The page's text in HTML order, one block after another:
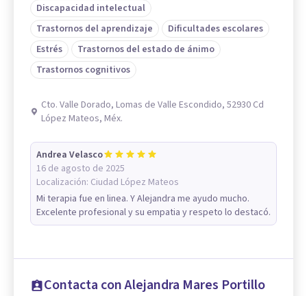
Discapacidad intelectual
Trastornos del aprendizaje
Dificultades escolares
Estrés
Trastornos del estado de ánimo
Trastornos cognitivos
Cto. Valle Dorado, Lomas de Valle Escondido, 52930 Cd
López Mateos, Méx.
Andrea Velasco
16 de agosto de 2025
Localización: Ciudad López Mateos
Mi terapia fue en linea. Y Alejandra me ayudo mucho.
Excelente profesional y su empatia y respeto lo destacó.
Contacta con Alejandra Mares Portillo